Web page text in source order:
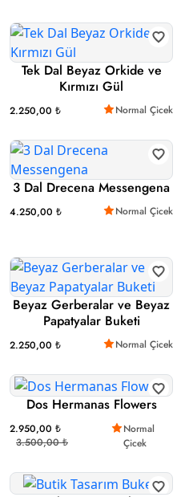
Tek Dal Beyaz Orkide ve
Kırmızı Gül
2.250,00 ₺ Normal Çicek
3 Dal Drecena Messengena
4.250,00 ₺ Normal Çicek
Beyaz Gerberalar ve Beyaz
Papatyalar Buketi
2.250,00 ₺ Normal Çicek
Dos Hermanas Flowers
2.950,00 ₺
3.500,00 ₺
Normal
Çicek